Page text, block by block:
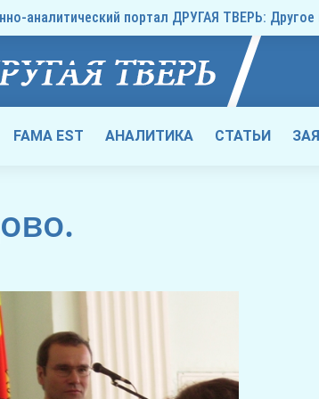
аналитический портал ДРУГАЯ ТВЕРЬ: Другое
FAMA EST АНАЛИТИКА СТАТЬИ